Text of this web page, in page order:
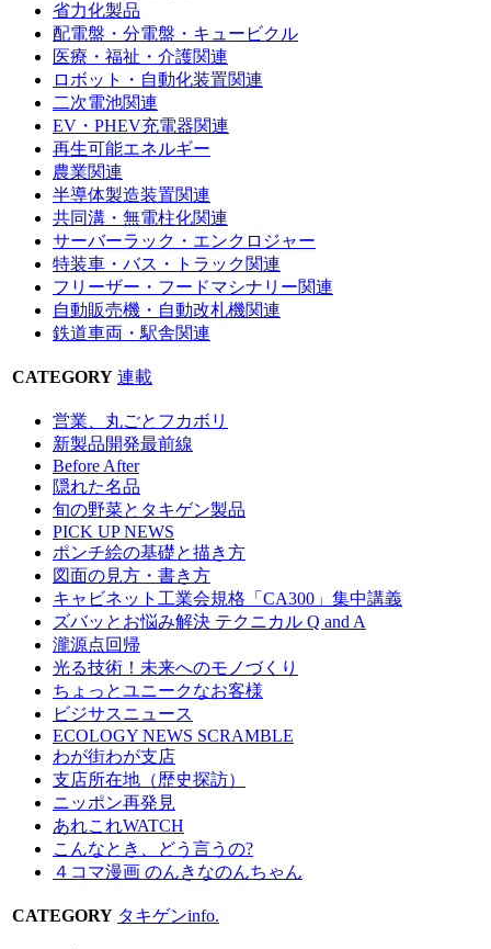
省力化製品
配電盤・分電盤・キュービクル
医療・福祉・介護関連
ロボット・自動化装置関連
二次電池関連
EV・PHEV充電器関連
再生可能エネルギー
農業関連
半導体製造装置関連
共同溝・無電柱化関連
サーバーラック・エンクロジャー
特装車・バス・トラック関連
フリーザー・フードマシナリー関連
自動販売機・自動改札機関連
鉄道車両・駅舎関連
CATEGORY 連載
営業、丸ごとフカボリ
新製品開発最前線
Before After
隠れた名品
旬の野菜とタキゲン製品
PICK UP NEWS
ポンチ絵の基礎と描き方
図面の見方・書き方
キャビネット工業会規格「CA300」集中講義
ズバッとお悩み解決 テクニカル Q and A
瀧源点回帰
光る技術！未来へのモノづくり
ちょっとユニークなお客様
ビジサスニュース
ECOLOGY NEWS SCRAMBLE
わが街わが支店
支店所在地（歴史探訪）
ニッポン再発見
あれこれWATCH
こんなとき、どう言うの?
４コマ漫画 のんきなのんちゃん
CATEGORY タキゲンinfo.